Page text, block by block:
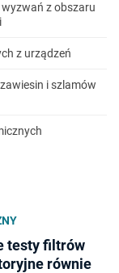
z obszaru
z urządzeń
i szlamów
testy filtrów
równie